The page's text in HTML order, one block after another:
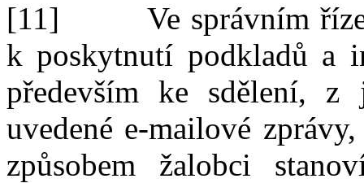
[11]
Ve správním
k poskytnutí podkladů a
především ke sdělení, z
uvedené e-mailové
způsobem žalobci